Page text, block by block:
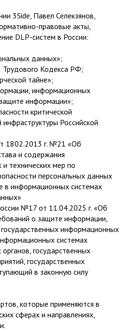
3Side, Павел Селекзянов,
правовые акты,
DLP-систем в России:
данных»;
Трудового Кодекса РФ;
тайне»;
информационных
информации»;
критической
Российской
1802.2013 г. №21 «Об
и содержания
и технических мер по
персональных данных
в информационных системах
№17 от 11.04.2025 г. «Об
о защите информации,
информационных
системах
государственных
государственных
в законную силу
которые применяются в
сферах и направлениях,